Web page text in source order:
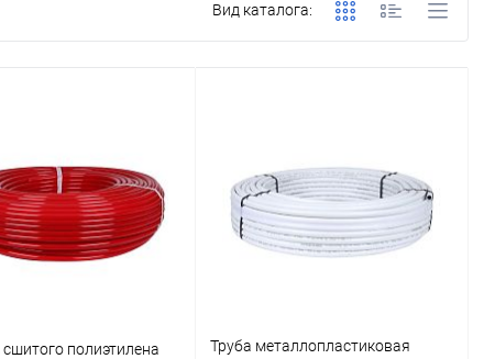
Вид каталога:
сшитого полиэтилена
Труба металлопластиковая